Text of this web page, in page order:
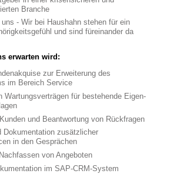
Branche
- Wir bei Haushahn stehen für ein
und sind füreinander da
erwarten wird:
zur Erweiterung des
im Bereich Service
Wartungsverträgen für bestehende Eigen-
und Beantwortung von Rückfragen
Dokumentation zusätzlicher
in den Gesprächen
von Angeboten
im SAP-CRM-System